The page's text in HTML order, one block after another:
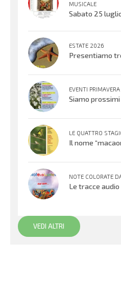
MUSICALE
ESTATE 2026
EVENTI
LE QUATTRO
NOTE COLORATE
VEDI ALTRI